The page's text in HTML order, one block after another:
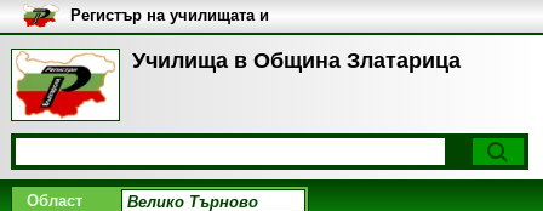
Училища в Община Златарица
Регистър на училищата и
университетите в България
Област